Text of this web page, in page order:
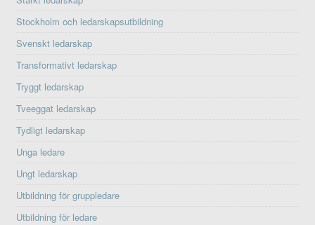
Stockholm och ledarskapsutbildning
Svenskt ledarskap
Transformativt ledarskap
Tryggt ledarskap
Tveeggat ledarskap
Tydligt ledarskap
Unga ledare
Ungt ledarskap
Utbildning för gruppledare
Utbildning för ledare